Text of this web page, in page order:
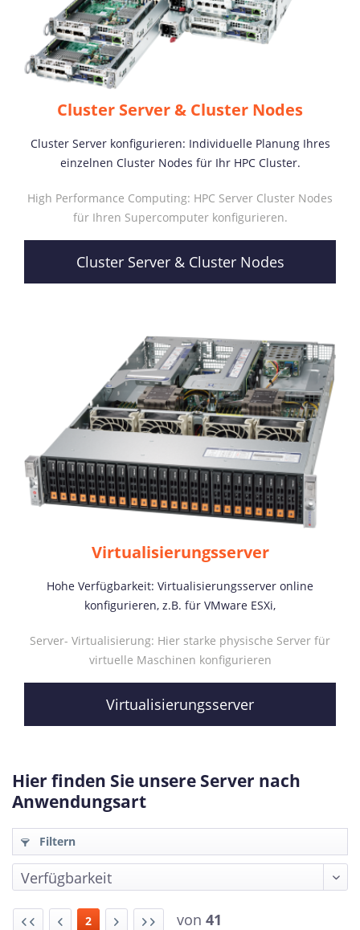
Cluster Server & Cluster Nodes
Cluster Server konfigurieren: Individuelle Planung Ihres
einzelnen Cluster Nodes für Ihr HPC Cluster.
High Performance Computing: HPC Server Cluster Nodes
für Ihren Supercomputer konfigurieren.
Cluster Server & Cluster Nodes
Virtualisierungsserver
Hohe Verfügbarkeit: Virtualisierungsserver online
konfigurieren, z.B. für VMware ESXi,
Server- Virtualisierung: Hier starke physische Server für
virtuelle Maschinen konfigurieren
Virtualisierungsserver
Hier finden Sie unsere Server nach
Anwendungsart
Filtern
2 von 41